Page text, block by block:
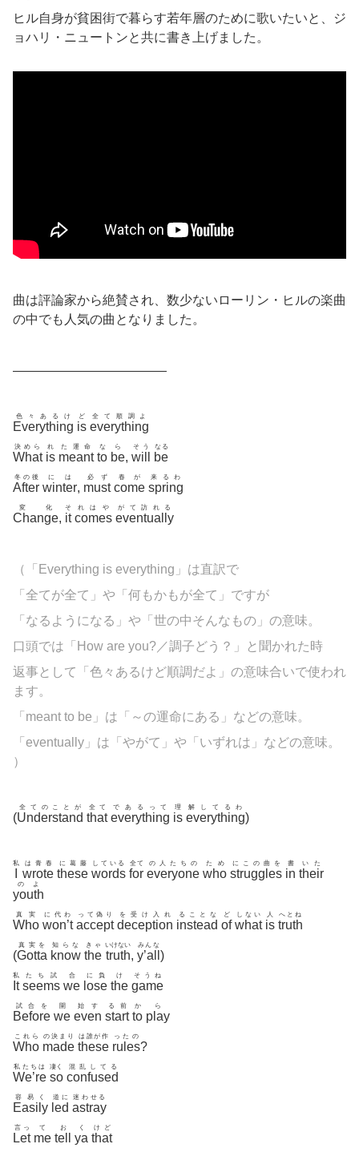
ヒル自身が貧困街で暮らす若年層のために歌いたいと、ジ
ョハリ・ニュートンと共に書き上げました。
曲は評論家から絶賛され、数少ないローリン・ヒルの楽曲
の中でも人気の曲となりました。
————————————
Everything
色々あるけ
is
ど
everything
全て順調よ
What
決めら
is
れ
meant
た運命
to
な
be
ら
, will
そう
be
なる
After
冬の後
winter
には
, must
必ず
come
春が
spring
来るわ
Change
変化
, it
そ
comes
れはや
eventually
がて訪れる
（「Everything is everything」は直訳で
「全てが全て」や「何もかもが全て」ですが
「なるようになる」や「世の中そんなもの」の意味。
口頭では「How are you?／調子どう？」と聞かれた時
返事として「色々あるけど順調だよ」の意味合いで使われ
ます。
「meant to be」は「～の運命にある」などの意味。
「 eventually」は「やがて」や「いずれは」などの意味。
）
(Understand
全てのことが
that
全て
everything
であるって
is
理
everything
解してるわ
)
私
wrote
は青春
these
に葛藤
words
している
for
全て
everyone
の人たちの
who
ため
struggles
にこの曲を
in
書
their
いた
youth
のよ
Who
真実
won’t
に代わ
accept
って偽り
deception
を受け入れ
instead
ることな
of
ど
what
しない
is
人
truth
へとね
(Gotta
真実を
know
知らな
the
きゃ
truth
いけない
, y’all
みんな
)
It
私
seems
たち試
we
合
lose
に負
the
け
game
そうね
Before
試合を
we
開
even
始す
start
る前
to
か
play
ら
Who
これら
made
の決まり
these
は誰が作
rules
ったの
?
We’re
私たちは
so
凄く
confused
混乱してる
Easily
容易く
led
道に
astray
迷わせる
Let
言っ
me
て
tell
お
ya
く
that
けど